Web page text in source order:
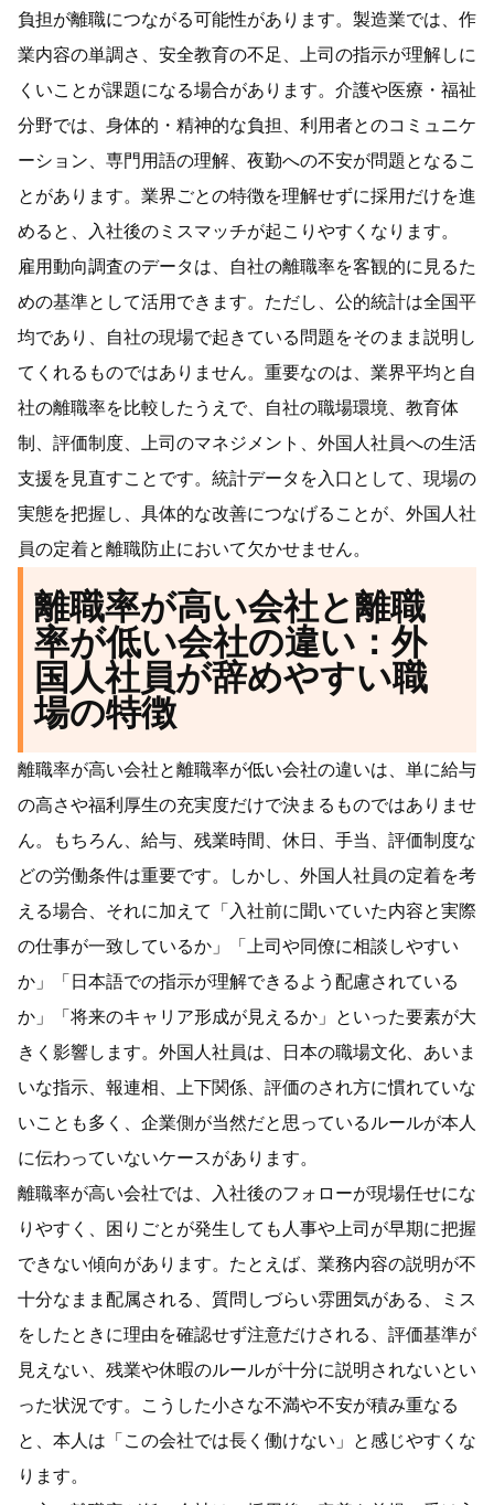
負担が離職につながる可能性があります。製造業では、作
業内容の単調さ、安全教育の不足、上司の指示が理解しに
くいことが課題になる場合があります。介護や医療・福祉
分野では、身体的・精神的な負担、利用者とのコミュニケ
ーション、専門用語の理解、夜勤への不安が問題となるこ
とがあります。業界ごとの特徴を理解せずに採用だけを進
めると、入社後のミスマッチが起こりやすくなります。
雇用動向調査のデータは、自社の離職率を客観的に見るた
めの基準として活用できます。ただし、公的統計は全国平
均であり、自社の現場で起きている問題をそのまま説明し
てくれるものではありません。重要なのは、業界平均と自
社の離職率を比較したうえで、自社の職場環境、教育体
制、評価制度、上司のマネジメント、外国人社員への生活
支援を見直すことです。統計データを入口として、現場の
実態を把握し、具体的な改善につなげることが、外国人社
員の定着と離職防止において欠かせません。
離職率が高い会社と離職
率が低い会社の違い：外
国人社員が辞めやすい職
場の特徴
離職率が高い会社と離職率が低い会社の違いは、単に給与
の高さや福利厚生の充実度だけで決まるものではありませ
ん。もちろん、給与、残業時間、休日、手当、評価制度な
どの労働条件は重要です。しかし、外国人社員の定着を考
える場合、それに加えて「入社前に聞いていた内容と実際
の仕事が一致しているか」「上司や同僚に相談しやすい
か」「日本語での指示が理解できるよう配慮されている
か」「将来のキャリア形成が見えるか」といった要素が大
きく影響します。外国人社員は、日本の職場文化、あいま
いな指示、報連相、上下関係、評価のされ方に慣れていな
いことも多く、企業側が当然だと思っているルールが本人
に伝わっていないケースがあります。
離職率が高い会社では、入社後のフォローが現場任せにな
りやすく、困りごとが発生しても人事や上司が早期に把握
できない傾向があります。たとえば、業務内容の説明が不
十分なまま配属される、質問しづらい雰囲気がある、ミス
をしたときに理由を確認せず注意だけされる、評価基準が
見えない、残業や休暇のルールが十分に説明されないとい
った状況です。こうした小さな不満や不安が積み重なる
と、本人は「この会社では長く働けない」と感じやすくな
ります。